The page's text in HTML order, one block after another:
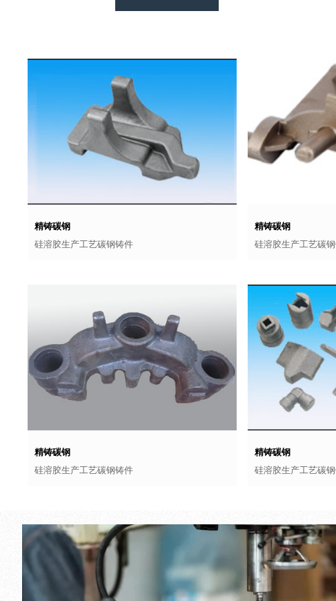
精铸碳钢
硅溶胶生产工艺碳钢铸件
精铸碳钢
硅溶胶生产工艺碳
精铸碳钢
硅溶胶生产工艺碳钢铸件
精铸碳钢
硅溶胶生产工艺碳